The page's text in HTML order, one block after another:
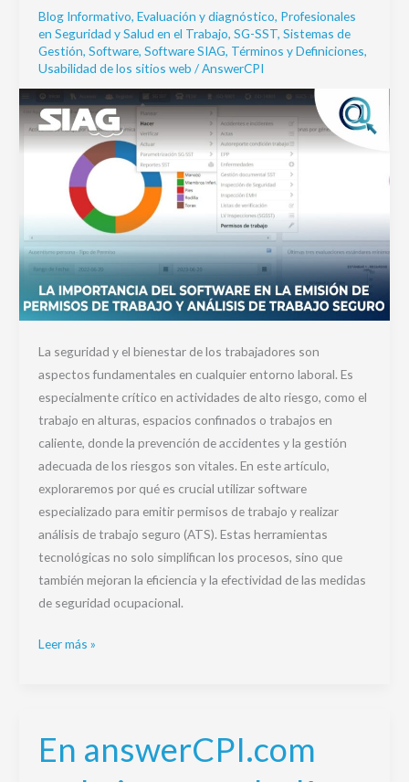
Blog Informativo, Evaluación y diagnóstico, Profesionales
en Seguridad y Salud en el Trabajo, SG-SST, Sistemas de
Gestión, Software, Software SIAG, Términos y Definiciones,
Usabilidad de los sitios web /AnswerCPI
La seguridad y el bienestar de los trabajadores son
aspectos fundamentales en cualquier entorno laboral. Es
especialmente crítico en actividades de alto riesgo, como el
trabajo en alturas, espacios confinados o trabajos en
caliente, donde la prevención de accidentes y la gestión
adecuada de los riesgos son vitales. En este artículo,
exploraremos por qué es crucial utilizar software
especializado para emitir permisos de trabajo y realizar
análisis de trabajo seguro (ATS). Estas herramientas
tecnológicas no solo simplifican los procesos, sino que
también mejoran la eficiencia y la efectividad de las medidas
de seguridad ocupacional.
trabajo
y
análisis
de
trabajo
seguro
Leer más »
En answerCPI.com
En
answerCPI.com